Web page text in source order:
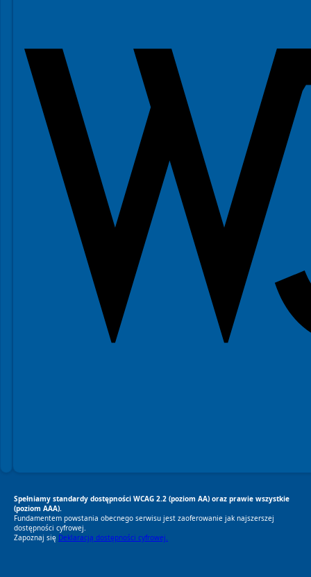
Spełniamy standardy dostępności WCAG 2.2 (poziom AA) oraz prawie wszystkie
(poziom AAA).
Fundamentem powstania obecnego serwisu jest zaoferowanie jak najszerszej
dostępności cyfrowej.
Zapoznaj się Deklaracją dostępności cyfrowej.